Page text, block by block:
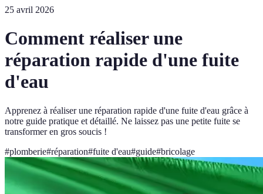
25 avril 2026
Comment réaliser une
réparation rapide d'une fuite
d'eau
Apprenez à réaliser une réparation rapide d'une fuite d'eau grâce à
notre guide pratique et détaillé. Ne laissez pas une petite fuite se
transformer en gros soucis !
#plomberie#réparation#fuite d'eau#guide#bricolage